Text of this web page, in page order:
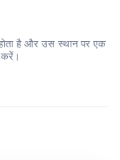
है और उस स्थान पर एक